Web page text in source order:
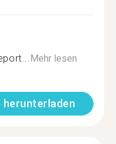
Mehr lesen
herunterladen